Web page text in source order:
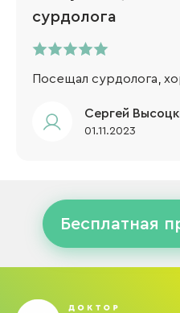
сурдолога
Посещал сурдолога,
Сергей
01.11.2023
Бесплатная